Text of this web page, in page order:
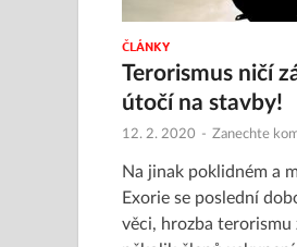
ČLÁNKY
Terorismus ničí
útočí na stavby!
12. 2. 2020 - Zanechte
Na jinak poklidném a
Exorie se poslední
věci, hrozba terorismu